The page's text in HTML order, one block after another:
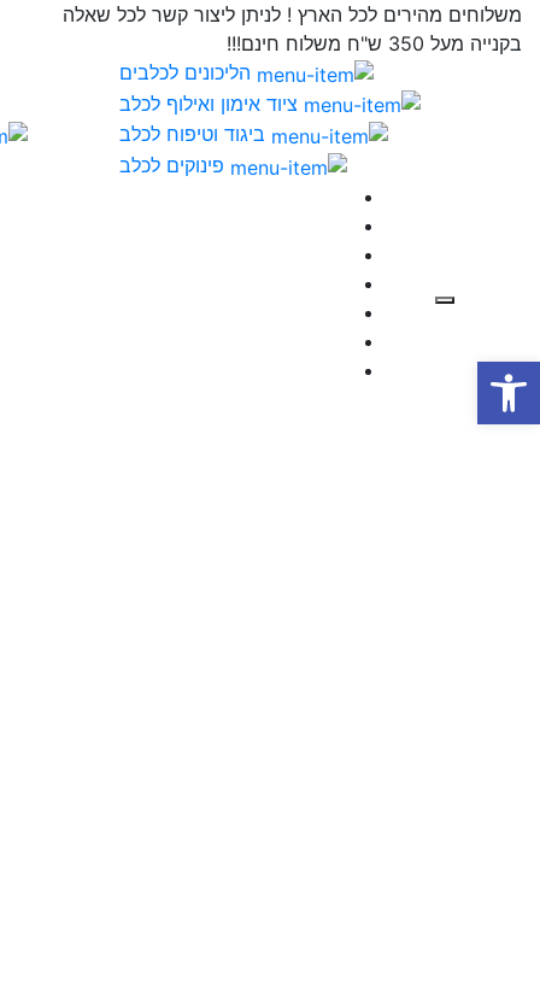
משלוחים מהירים לכל הארץ ! לניתן ליצור קשר לכל שאלה
בקנייה מעל 350 ש"ח משלוח חינם!!!
הליכונים לכלבים
ציוד אימון ואילוף לכלב
ביגוד וטיפוח לכלב
פינוקים לכלב
פתח סרגל נגישות